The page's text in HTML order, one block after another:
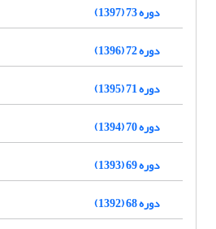
دوره 73 (1397)
دوره 72 (1396)
دوره 71 (1395)
دوره 70 (1394)
دوره 69 (1393)
دوره 68 (1392)